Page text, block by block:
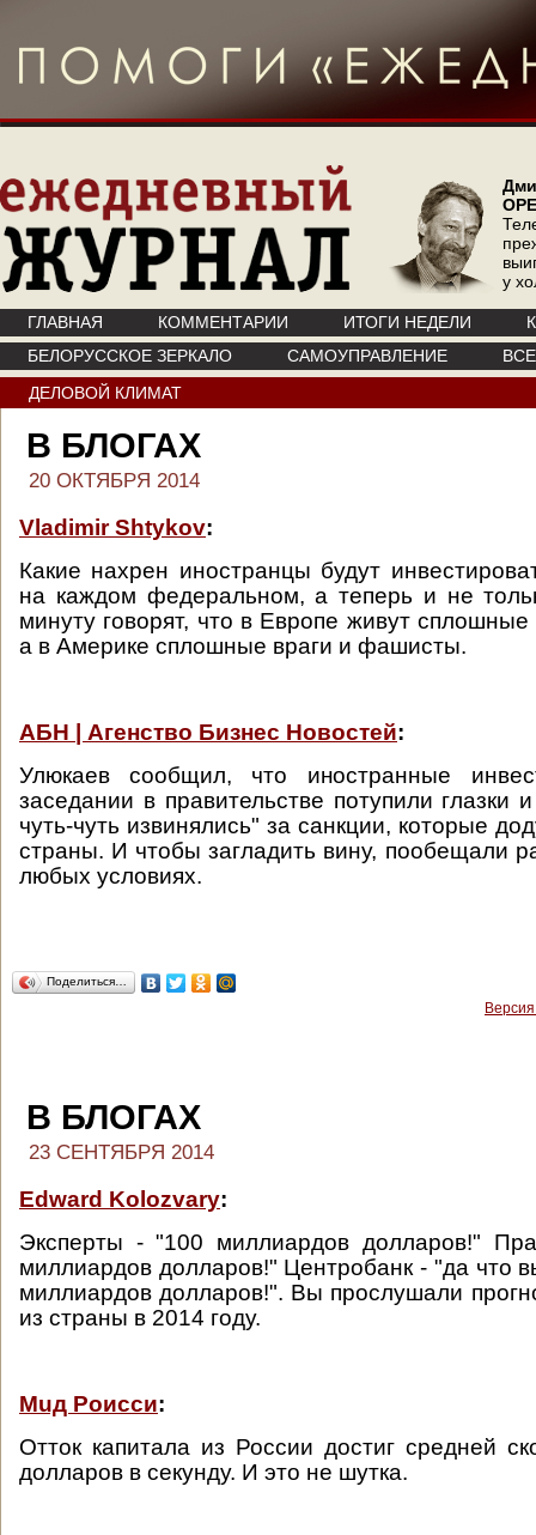
у
ГЛАВНАЯ КОММЕНТАРИИ ИТОГИ НЕДЕЛИ
БЕЛОРУССКОЕ ЗЕРКАЛО
САМОУПРАВЛЕНИЕ
ДЕЛОВОЙ КЛИМАТ
В БЛОГАХ
20 ОКТЯБРЯ 2014
Vladimir Shtykov:
Какие нахрен иностранцы будут
на каждом федеральном, а теперь и не
минуту говорят, что в Европе живут сплошные
а в Америке сплошные враги и фашисты.
АБН | Агенство Бизнес Новостей:
Улюкаев сообщил, что иностранные
заседании в правительстве потупили глазки
чуть-чуть извинялись" за санкции, которые
страны. И чтобы загладить вину, пообещали
любых условиях.
Поделиться…
В БЛОГАХ
23 СЕНТЯБРЯ 2014
Edward Kolozvary:
Эксперты - "100 миллиардов долларов!"
миллиардов долларов!" Центробанк - "да что
миллиардов долларов!". Вы прослушали
из страны в 2014 году.
Muд Роисси:
Отток капитала из России достиг средней
долларов в секунду. И это не шутка.